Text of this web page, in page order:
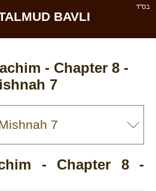
בס''ד
BAVLI
- Chapter 8 -
7
- Chapter 8 -